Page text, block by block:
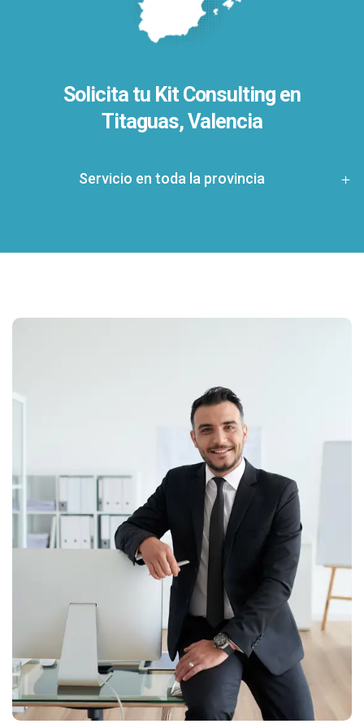
Solicita tu Kit Consulting en
Titaguas, Valencia
Servicio en toda la provincia